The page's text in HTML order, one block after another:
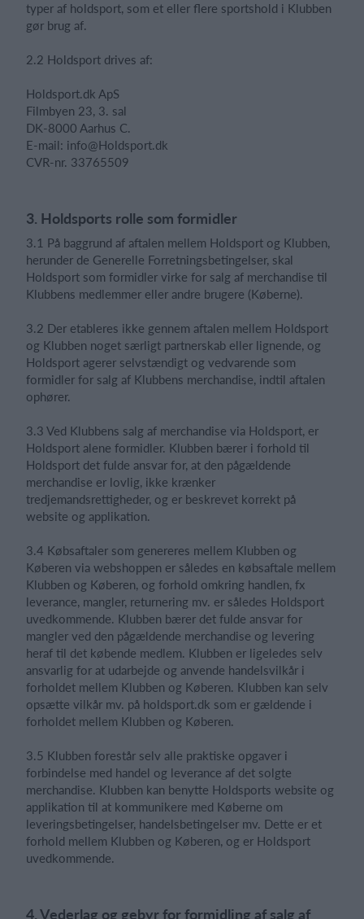
typer af holdsport, som et eller flere sportshold i Klubben
gør brug af.
2.2 Holdsport drives af:
Holdsport.dk ApS
Filmbyen 23, 3. sal
DK-8000 Aarhus C.
E-mail: info@Holdsport.dk
CVR-nr. 33765509
3. Holdsports rolle som formidler
3.1 På baggrund af aftalen mellem Holdsport og Klubben,
herunder de Generelle Forretningsbetingelser, skal
Holdsport som formidler virke for salg af merchandise til
Klubbens medlemmer eller andre brugere (Køberne).
3.2 Der etableres ikke gennem aftalen mellem Holdsport
og Klubben noget særligt partnerskab eller lignende, og
Holdsport agerer selvstændigt og vedvarende som
formidler for salg af Klubbens merchandise, indtil aftalen
ophører.
3.3 Ved Klubbens salg af merchandise via Holdsport, er
Holdsport alene formidler. Klubben bærer i forhold til
Holdsport det fulde ansvar for, at den pågældende
merchandise er lovlig, ikke krænker
tredjemandsrettigheder, og er beskrevet korrekt på
website og applikation.
3.4 Købsaftaler som genereres mellem Klubben og
Køberen via webshoppen er således en købsaftale mellem
Klubben og Køberen, og forhold omkring handlen, fx
leverance, mangler, returnering mv. er således Holdsport
uvedkommende. Klubben bærer det fulde ansvar for
mangler ved den pågældende merchandise og levering
heraf til det købende medlem. Klubben er ligeledes selv
ansvarlig for at udarbejde og anvende handelsvilkår i
forholdet mellem Klubben og Køberen. Klubben kan selv
opsætte vilkår mv. på holdsport.dk som er gældende i
forholdet mellem Klubben og Køberen.
3.5 Klubben forestår selv alle praktiske opgaver i
forbindelse med handel og leverance af det solgte
merchandise. Klubben kan benytte Holdsports website og
applikation til at kommunikere med Køberne om
leveringsbetingelser, handelsbetingelser mv. Dette er et
forhold mellem Klubben og Køberen, og er Holdsport
uvedkommende.
4. Vederlag og gebyr for formidling af salg af